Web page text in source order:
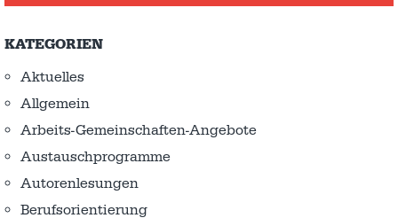
KATEGORIEN
Aktuelles
Allgemein
Arbeits-Gemeinschaften-Angebote
Austausch­programme
Autorenlesungen
Berufsorientierung